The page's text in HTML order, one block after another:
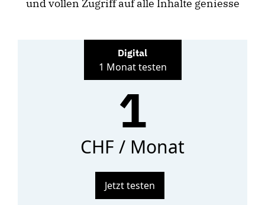
und vollen Zugriff auf alle Inhalte geniesse
Digital
1 Monat testen
1
CHF / Monat
Jetzt testen